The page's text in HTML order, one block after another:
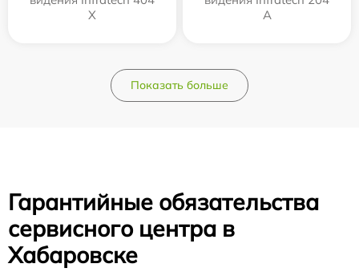
Х
А
Показать больше
Гарантийные обязательства
сервисного центра в
Хабаровске